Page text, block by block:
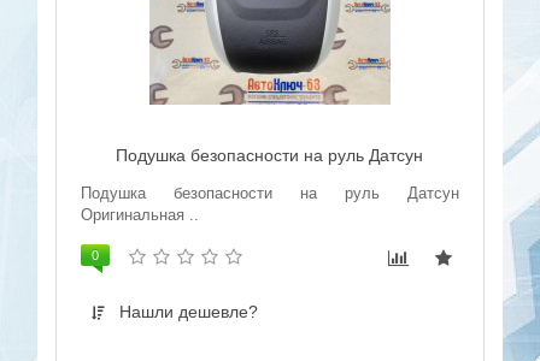
Подушка безопасности на руль Датсун
Подушка безопасности на руль Датсун
Оригинальная ..
0
Нашли дешевле?